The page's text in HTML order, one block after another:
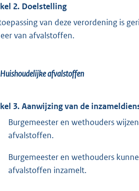
2. Doelstelling
van deze verordening is
van afvalstoffen.
Huishoudelijke afvalstoffen
3. Aanwijzing van de
Burgemeester en wethouders
afvalstoffen.
Burgemeester en wethouders
afvalstoffen inzamelt.